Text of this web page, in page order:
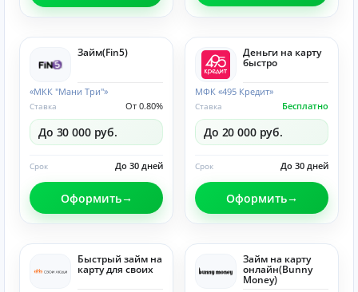
Займ(Fin5)
«МКК "Мани Три"»
От 0.80%
Ставка
До 30 000 руб.
До 30 дней
Срок
Оформить
Деньги на карту
быстро
МФК «495 Кредит»
Бесплатно
Ставка
До 20 000 руб.
До 30 дней
Срок
Оформить
Быстрый займ на
карту для своих
Займ на карту
онлайн(Bunny
Money)